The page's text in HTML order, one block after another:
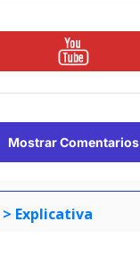
Mostrar Comentarios
> Explicativa